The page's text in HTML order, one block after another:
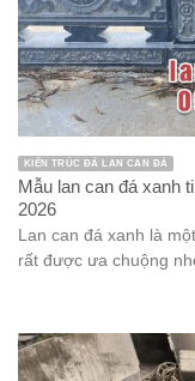
KIẾN TRÚC ĐÁ LAN CAN ĐÁ
Mẫu lan can đá xanh
2026
Lan can đá xanh là
rất được ưa chuộng